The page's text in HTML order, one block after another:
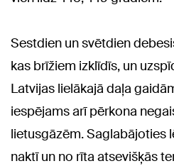
Sestdien un svētdien
kas brīžiem izklīdīs, un
Latvijas lielākajā daļa
iespējams arī pērkona
lietusgāzēm. Saglabājoties
naktī un no rīta atsevišķās